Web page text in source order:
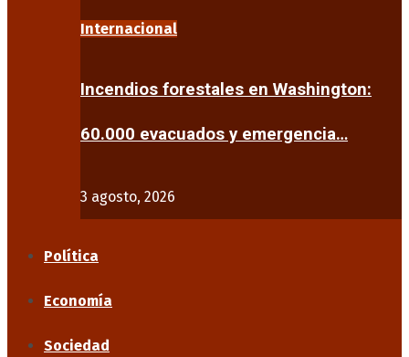
Internacional
Incendios forestales en Washington:
60.000 evacuados y emergencia…
3 agosto, 2026
Política
Economía
Sociedad